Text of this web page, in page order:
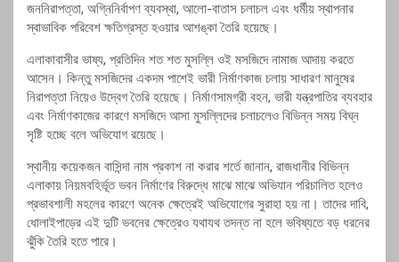
জননিরাপত্তা, অগ্নিনির্বাপণ ব্যবস্থা, আলো-বাতাস চলাচল এবং ধর্মীয় স্থাপনার
স্বাভাবিক পরিবেশ ক্ষতিগ্রস্ত হওয়ার আশঙ্কা তৈরি হয়েছে।
এলাকাবাসীর ভাষ্য, প্রতিদিন শত শত মুসল্লি ওই মসজিদে নামাজ আদায় করতে
আসেন। কিন্তু মসজিদের একদম পাশেই ভারী নির্মাণকাজ চলায় সাধারণ মানুষের
নিরাপত্তা নিয়েও উদ্বেগ তৈরি হয়েছে। নির্মাণসামগ্রী বহন, ভারী যন্ত্রপাতির ব্যবহার
এবং নির্মাণকাজের কারণে মসজিদে আসা মুসল্লিদের চলাচলেও বিভিন্ন সময় বিঘ্ন
সৃষ্টি হচ্ছে বলে অভিযোগ রয়েছে।
স্থানীয় কয়েকজন বাসিন্দা নাম প্রকাশ না করার শর্তে জানান, রাজধানীর বিভিন্ন
এলাকায় নিয়মবহির্ভূত ভবন নির্মাণের বিরুদ্ধে মাঝে মাঝে অভিযান পরিচালিত হলেও
প্রভাবশালী মহলের কারণে অনেক ক্ষেত্রেই অভিযোগের সুরাহা হয় না। তাদের দাবি,
ধোলাইপাড়ের এই দুটি ভবনের ক্ষেত্রেও যথাযথ তদন্ত না হলে ভবিষ্যতে বড় ধরনের
ঝুঁকি তৈরি হতে পারে।